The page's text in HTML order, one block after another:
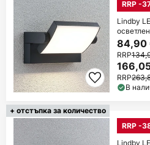
RRP -
Lindby
84,90
RRP
RRP
В
+ отстъпка за количество
RRP -